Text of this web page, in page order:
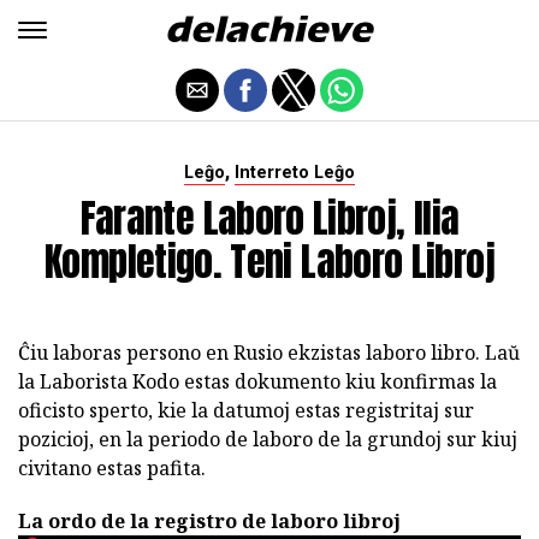
Leĝo, Interreto Leĝo
Farante Laboro Libroj, Ilia
Kompletigo. Teni Laboro Libroj
Ĉiu laboras persono en Rusio ekzistas laboro libro. Laŭ
la Laborista Kodo estas dokumento kiu konfirmas la
oficisto sperto, kie la datumoj estas registritaj sur
pozicioj, en la periodo de laboro de la grundoj sur kiuj
civitano estas pafita.
La ordo de la registro de laboro libroj